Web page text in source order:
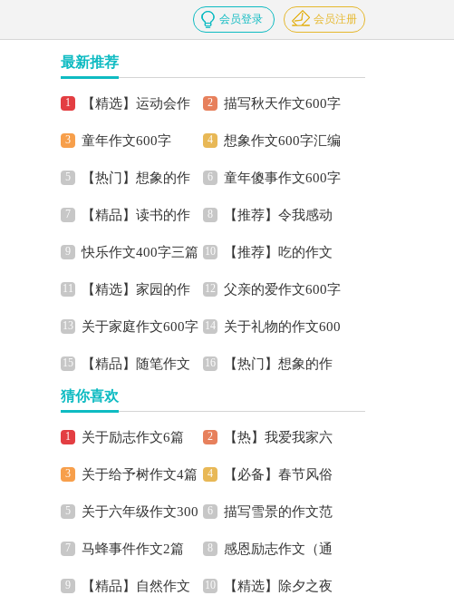
会员登录 会员注册
最新推荐
【精选】运动会作
文300字合集7篇
描写秋天作文600字
六篇
童年作文600字 想象作文600字汇编
七篇
【热门】想象的作
文600字集锦八篇
童年傻事作文600字
【精品】读书的作
文600字合集七篇
【推荐】令我感动
的作文600字3篇
快乐作文400字三篇 【推荐】吃的作文
600字锦集九篇
【精选】家园的作
文400字四篇
父亲的爱作文600字
关于家庭作文600字
七篇
关于礼物的作文600
字集合9篇
【精品】随笔作文
600字合集六篇
【热门】想象的作
猜你喜欢
关于励志作文6篇 【热】我爱我家六
年级作文
关于给予树作文4篇 【必备】春节风俗
作文600字锦集6篇
关于六年级作文300
字合集8篇
描写雪景的作文范
文
马蜂事件作文2篇 感恩励志作文（通
用7篇）
【精品】自然作文 【精选】除夕之夜